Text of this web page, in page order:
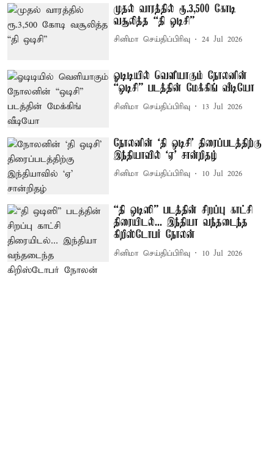
முதல் வாரத்தில் ரூ.3,500 கோடி
வசூலித்த “தி ஒடிசி”
சினிமா செய்திப்பிரிவு 24 Jul 2026
ஓடிடியில் வெளியாகும் நோலனின்
“ஒடிசி” படத்தின் மேக்கிங் வீடியோ
சினிமா செய்திப்பிரிவு 13 Jul 2026
நோலனின் ‘தி ஒடிசி’ திரைப்படத்திற்கு
இந்தியாவில் ‘ஏ’ சான்றிதழ்
சினிமா செய்திப்பிரிவு 10 Jul 2026
“தி ஒடிஸி” படத்தின் சிறப்பு காட்சி
திரையிடல்... இந்தியா வந்தடைந்த
கிறிஸ்டோபர் நோலன்
சினிமா செய்திப்பிரிவு 10 Jul 2026